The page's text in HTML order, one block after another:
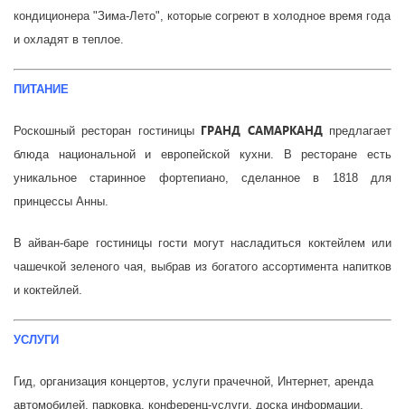
кондиционера "Зима-Лето", которые согреют в холодное время года
и охладят в теплое.
ПИТАНИЕ
Роскошный ресторан гостиницы ГРАНД САМАРКАНД предлагает
блюда национальной и европейской кухни. В ресторане есть
уникальное старинное фортепиано, сделанное в 1818 для
принцессы Анны.
В айван-баре гостиницы гости могут насладиться коктейлем или
чашечкой зеленого чая, выбрав из богатого ассортимента напитков
и коктейлей.
УСЛУГИ
Гид, организация концертов, услуги прачечной, Интернет, аренда
автомобилей, парковка, конференц-услуги, доска информации.